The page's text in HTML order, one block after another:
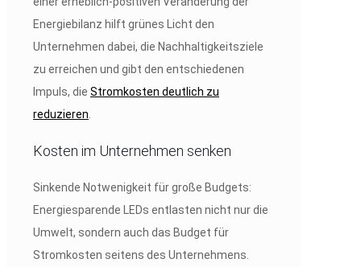
Energiebilanz hilft grünes Licht den
Unternehmen dabei, die Nachhaltigkeitsziele
zu erreichen und gibt den entschiedenen
Impuls, die Stromkosten deutlich zu
reduzieren.
Kosten im Unternehmen senken
Sinkende Notwenigkeit für große Budgets:
Energiesparende LEDs entlasten nicht nur die
Umwelt, sondern auch das Budget für
Stromkosten seitens des Unternehmens.